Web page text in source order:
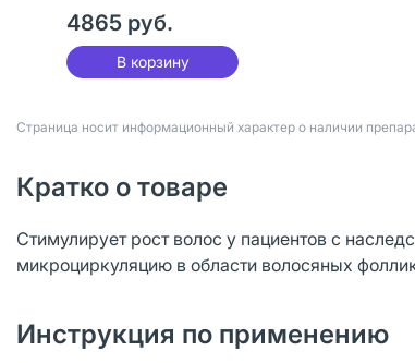
4865 руб.
В корзину
Страница носит информационный характер о наличии
Кратко о товаре
Стимулирует рост волос у пациентов с
микроциркуляцию в области волосяных
Инструкция по применению